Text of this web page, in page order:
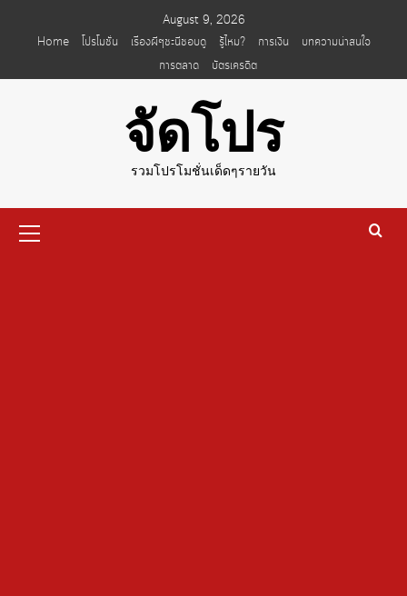
August 9, 2026
Home
โปรโมชั่น เรื่องผีๆชะนีชอบดู รู้ไหม? การเงิน
บทความน่าสนใจ
การตลาด
บัตรเครดิต
จัดโปร
รวมโปรโมชั่นเด็ดๆรายวัน
Menu